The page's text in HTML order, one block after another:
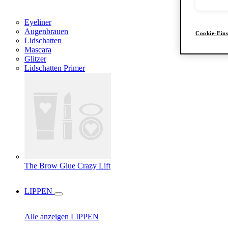
Eyeliner
Augenbrauen
Lidschatten
Mascara
Glitzer
Lidschatten Primer
The Brow Glue Crazy Lift
LIPPEN
Alle anzeigen LIPPEN
Cookie-